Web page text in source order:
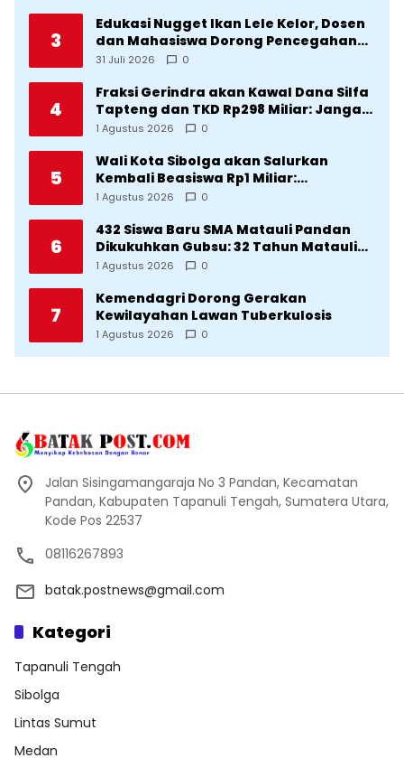
3
Edukasi Nugget Ikan Lele Kelor, Dosen
dan Mahasiswa Dorong Pencegahan
Stunting di Desa Silangkitang
31 Juli 2026 0
4
Fraksi Gerindra akan Kawal Dana Silfa
Tapteng dan TKD Rp298 Miliar: Jangan
Sampai Pekerjaan Pusat dan Provinsi
1 Agustus 2026 0
5
Wali Kota Sibolga akan Salurkan
Kembali Beasiswa Rp1 Miliar:
Diproritaskan Mahasiswa Korban
1 Agustus 2026 0
6
432 Siswa Baru SMA Matauli Pandan
Dikukuhkan Gubsu: 32 Tahun Matauli
Cetak SDM Unggul
1 Agustus 2026 0
7
Kemendagri Dorong Gerakan
Kewilayahan Lawan Tuberkulosis
1 Agustus 2026 0
Jalan Sisingamangaraja No 3 Pandan, Kecamatan
Pandan, Kabupaten Tapanuli Tengah, Sumatera Utara,
Kode Pos 22537
08116267893
batak.postnews@gmail.com
Kategori
Tapanuli Tengah
Sibolga
Lintas Sumut
Medan